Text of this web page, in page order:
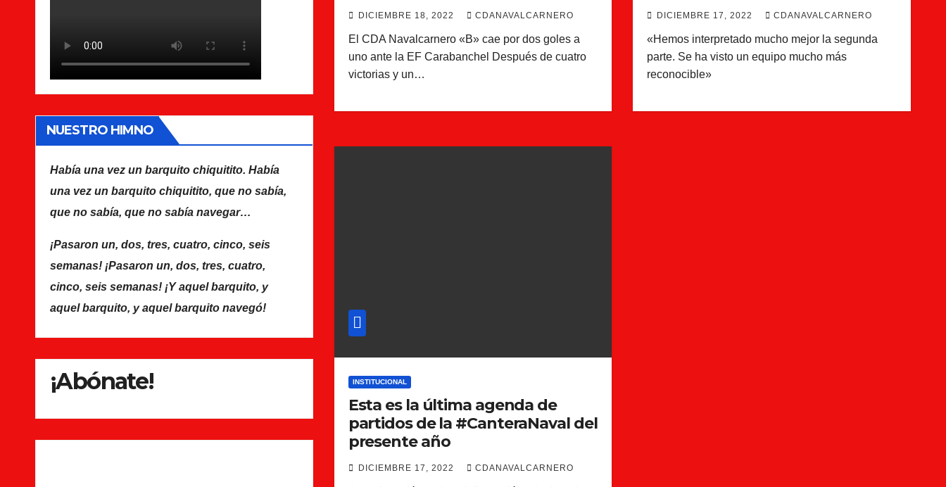
NUESTRO HIMNO
Había una vez un barquito chiquitito. Había
una vez un barquito chiquitito, que no sabía,
que no sabía, que no sabía navegar…
¡Pasaron un, dos, tres, cuatro, cinco, seis
semanas! ¡Pasaron un, dos, tres, cuatro,
cinco, seis semanas! ¡Y aquel barquito, y
aquel barquito, y aquel barquito navegó!
¡Abónate!
DICIEMBRE 18, 2022 CDANAVALCARNERO
El CDA Navalcarnero «B» cae por dos goles a
uno ante la EF Carabanchel Después de cuatro
victorias y un…
DICIEMBRE 17, 2022 CDANAVALCARNERO
«Hemos interpretado mucho mejor la segunda
parte. Se ha visto un equipo mucho más
reconocible»
INSTITUCIONAL
Esta es la última agenda de
partidos de la #CanteraNaval del
presente año
DICIEMBRE 17, 2022 CDANAVALCARNERO